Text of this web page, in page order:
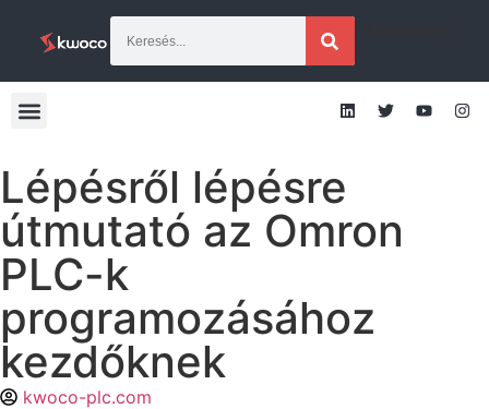
Lépésről lépésre
útmutató az Omron
PLC-k
programozásához
kezdőknek
kwoco-plc.com